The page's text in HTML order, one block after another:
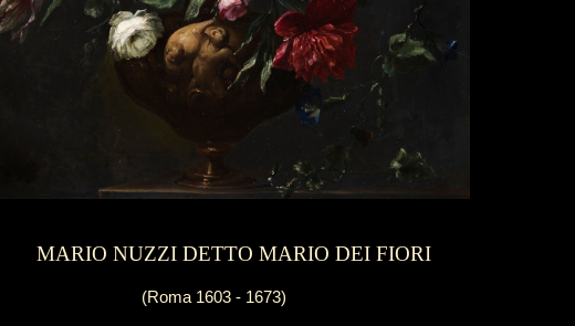
MARIO NUZZI DETTO MARIO DEI FIORI
(Roma 1603 - 1673)